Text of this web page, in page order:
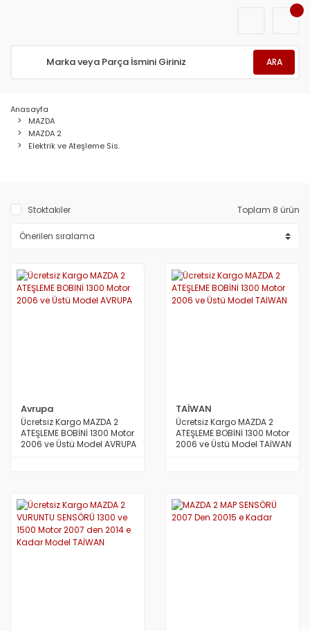
ARA
Anasayfa
MAZDA
MAZDA 2
Elektrik ve Ateşleme Sis.
Stoktakiler Toplam 8 ürün
Avrupa
Ücretsiz Kargo MAZDA 2
ATEŞLEME BOBİNİ 1300 Motor
2006 ve Üstü Model AVRUPA
TAİWAN
Ücretsiz Kargo MAZDA 2
ATEŞLEME BOBİNİ 1300 Motor
2006 ve Üstü Model TAİWAN